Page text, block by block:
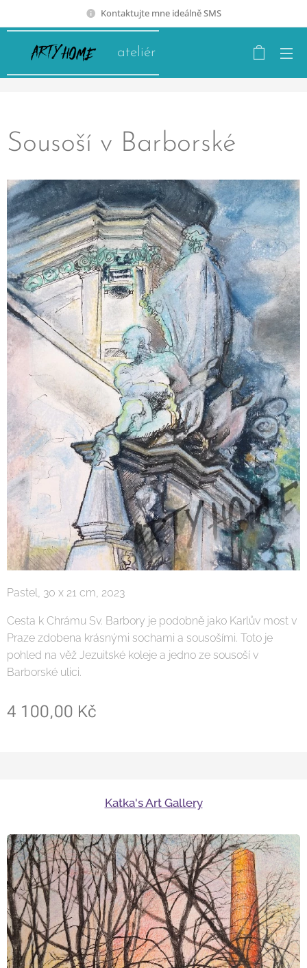
Kontaktujte mne ideálně SMS
ateliér
Sousoší v Barborské
Pastel, 30 x 21 cm, 2023
Cesta k Chrámu Sv. Barbory je podobně jako Karlův most v
Praze zdobena krásnými sochami a sousošími. Toto je
pohled na věž Jezuitské koleje a jedno ze sousoší v
Barborské ulici.
4 100,00 Kč
Katka's Art Gallery